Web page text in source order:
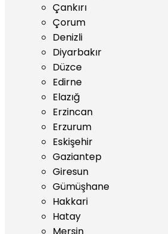
Çankırı
Çorum
Denizli
Diyarbakır
Düzce
Edirne
Elazığ
Erzincan
Erzurum
Eskişehir
Gaziantep
Giresun
Gümüşhane
Hakkari
Hatay